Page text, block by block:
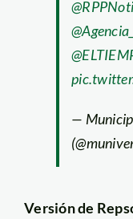
—
Versión de